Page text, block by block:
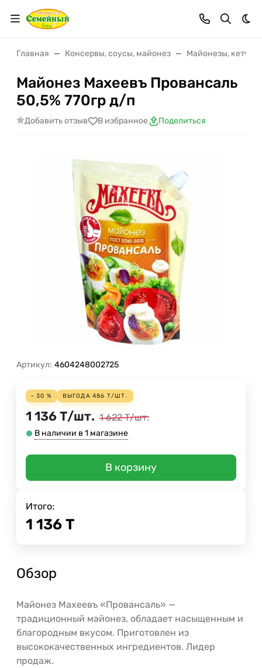
Главная Консервы, соусы, майонез Майонезы,
Майонез Махеевъ Провансаль
50,5% 770гр д/п
Добавить отзыв В избранное Поделиться
Артикул: 4604248002725
- 30 % ВЫГОДА 486 Т/ШТ.
1 136 Т/шт. 1 622 Т/шт.
В наличии в 1 магазине
В корзину
Итого:
1 136 Т
Обзор
Майонез Махеевъ «Провансаль» —
традиционный майонез, обладает насыщенным и
благородным вкусом. Приготовлен из
высококачественных ингредиентов. Лидер
продаж.